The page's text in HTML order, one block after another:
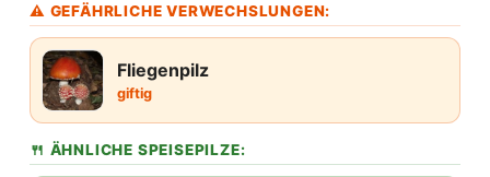
⚠ GEFÄHRLICHE VERWECHSLUNGEN:
Fliegenpilz
giftig
🍴 ÄHNLICHE SPEISEPILZE: